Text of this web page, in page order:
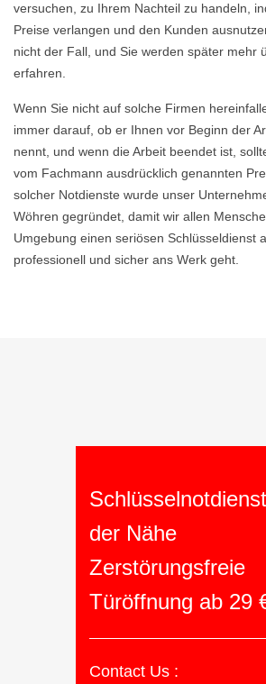
versuchen, zu Ihrem Nachteil zu handeln,
Preise verlangen und den Kunden
nicht der Fall, und Sie werden später mehr
erfahren.
Wenn Sie nicht auf solche Firmen
immer darauf, ob er Ihnen vor Beginn der
nennt, und wenn die Arbeit beendet ist,
vom Fachmann ausdrücklich genannten
solcher Notdienste wurde unser
Wöhren gegründet, damit wir allen
Umgebung einen seriösen Schlüsseldienst
professionell und sicher ans Werk geht.
der Nähe
Zerstörungsfreie
Türöffnung ab 29
Contact Us :